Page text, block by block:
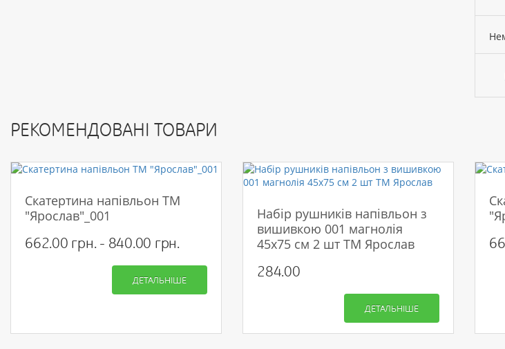
РЕКОМЕНДОВАНІ ТОВАРИ
Скатертина напівльон ТМ
"Ярослав"_001
662.00 грн. - 840.00 грн.
ДЕТАЛЬНІШЕ
Набір рушників напівльон з
вишивкою 001 магнолія
45х75 см 2 шт ТМ Ярослав
284.00
ДЕТАЛЬНІШЕ